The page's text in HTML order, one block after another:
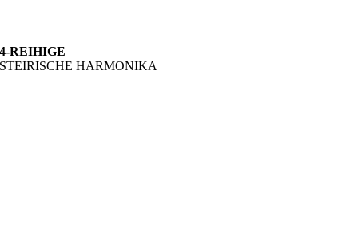
4-REIHIGE
STEIRISCHE HARMONIKA